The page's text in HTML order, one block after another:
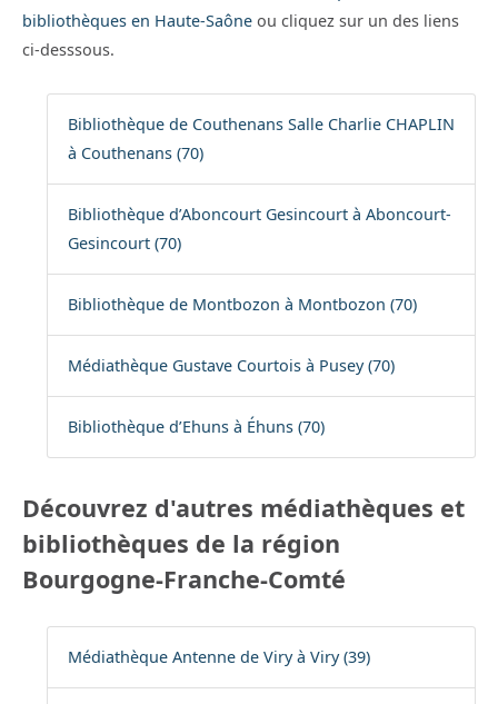
bibliothèques en Haute-Saône ou cliquez sur un des liens
ci-desssous.
Bibliothèque de Couthenans Salle Charlie CHAPLIN
à Couthenans (70)
Bibliothèque d’Aboncourt Gesincourt à Aboncourt-
Gesincourt (70)
Bibliothèque de Montbozon à Montbozon (70)
Médiathèque Gustave Courtois à Pusey (70)
Bibliothèque d’Ehuns à Éhuns (70)
Découvrez d'autres médiathèques et
bibliothèques de la région
Bourgogne-Franche-Comté
Médiathèque Antenne de Viry à Viry (39)